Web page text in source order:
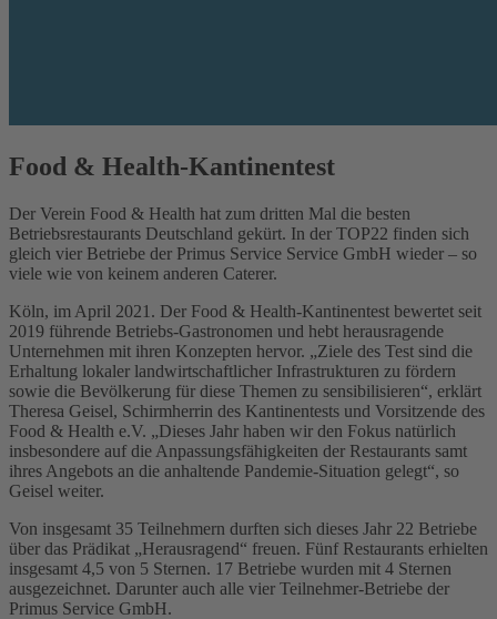
Food & Health-Kantinentest
Der Verein Food & Health hat zum dritten Mal die besten
Betriebsrestaurants Deutschland gekürt. In der TOP22 finden sich
gleich vier Betriebe der Primus Service Service GmbH wieder – so
viele wie von keinem anderen Caterer.
Köln, im April 2021. Der Food & Health-Kantinentest bewertet seit
2019 führende Betriebs-Gastronomen und hebt herausragende
Unternehmen mit ihren Konzepten hervor. „Ziele des Test sind die
Erhaltung lokaler landwirtschaftlicher Infrastrukturen zu fördern
sowie die Bevölkerung für diese Themen zu sensibilisieren“, erklärt
Theresa Geisel, Schirmherrin des Kantinentests und Vorsitzende des
Food & Health e.V. „Dieses Jahr haben wir den Fokus natürlich
insbesondere auf die Anpassungsfähigkeiten der Restaurants samt
ihres Angebots an die anhaltende Pandemie-Situation gelegt“, so
Geisel weiter.
Von insgesamt 35 Teilnehmern durften sich dieses Jahr 22 Betriebe
über das Prädikat „Herausragend“ freuen. Fünf Restaurants erhielten
insgesamt 4,5 von 5 Sternen. 17 Betriebe wurden mit 4 Sternen
ausgezeichnet. Darunter auch alle vier Teilnehmer-Betriebe der
Primus Service GmbH.